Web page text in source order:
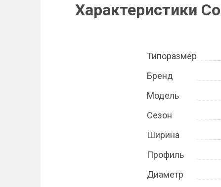
Характеристики
Типоразмер
Бренд
Модель
Сезон
Ширина
Профиль
Диаметр